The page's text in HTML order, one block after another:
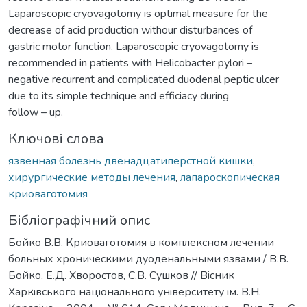
Laparoscopic cryovagotomy is optimal measure for the
decrease of acid production withour disturbances of
gastric motor function. Laparoscopic cryovagotomy is
recommended in patients with Helicobacter pylori –
negative recurrent and complicated duodenal peptic ulcer
due to its simple technique and efficiacy during
follow – up.
Ключові слова
язвенная болезнь двенадцатиперстной кишки,
хирургические методы лечения, лапароскопическая
криоваготомия
Бібліографічний опис
Бойко В.В. Криоваготомия в комплексном лечении
больных хроническими дуоденальными язвами / В.В.
Бойко, Е.Д. Хворостов, С.В. Сушков // Вiсник
Харкiвського нацiонального унiверситету iм. В.Н.